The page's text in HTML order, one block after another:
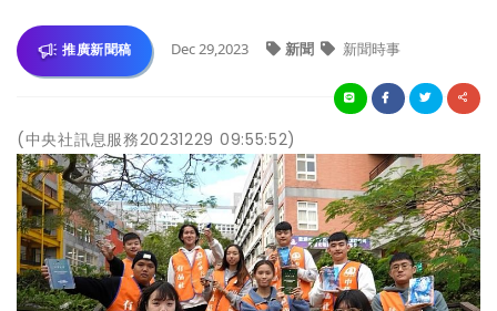
推廣新聞稿 Dec 29,2023 新聞 新聞時事
(中央社訊息服務20231229 09:55:52)